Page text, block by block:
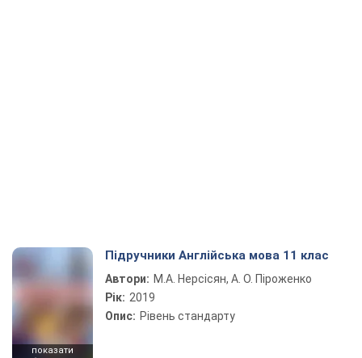
показати
Підручники Англійська мова 11 клас
Автори: М.А. Нерсісян, А. О. Піроженко
Рік: 2019
Опис: Рівень стандарту